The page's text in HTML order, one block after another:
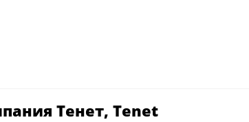
Тенет, Tenet